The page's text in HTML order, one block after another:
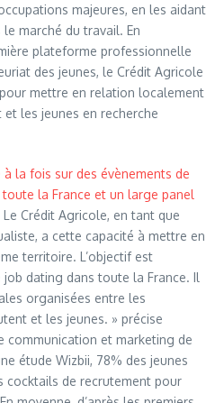
majeures, en les aidant
marché du travail. En
plateforme professionnelle
des jeunes, le Crédit Agricole
mettre en relation localement
les jeunes en recherche
à la fois sur des évènements de
la France et un large panel
Le Crédit Agricole, en tant que
a cette capacité à mettre en
territoire. L’objectif est
job dating dans toute la France. Il
organisées entre les
et les jeunes. » précise
communication et marketing de
étude Wizbii, 78% des jeunes
cocktails de recrutement pour